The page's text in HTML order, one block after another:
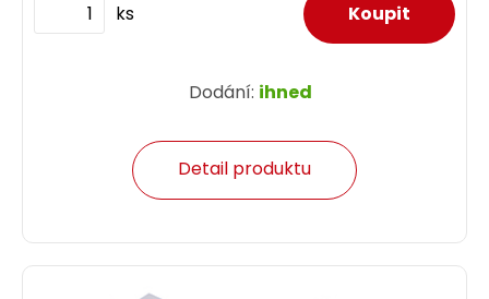
ks
Dodání: ihned
Detail produktu